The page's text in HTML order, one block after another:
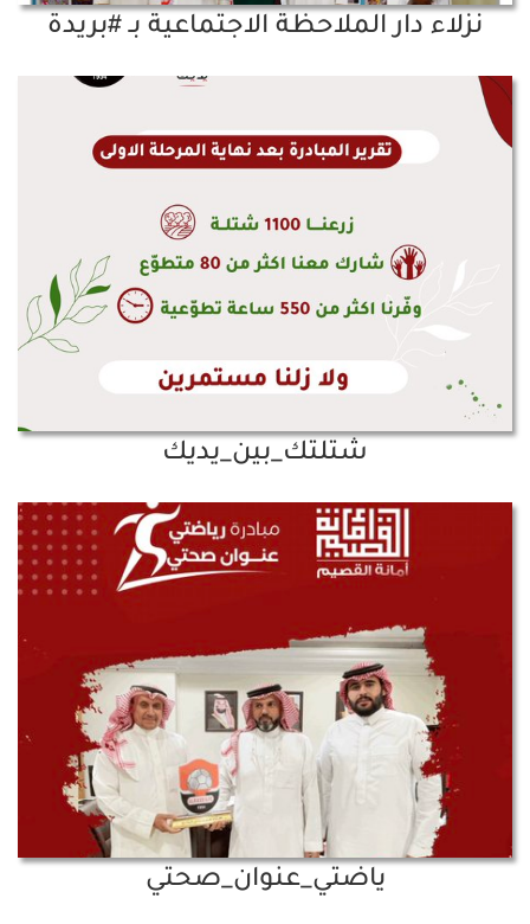
نزلاء دار الملاحظة الاجتماعية بـ #بريدة
شتلتك_بين_يديك
ياضتي_عنوان_صحتي